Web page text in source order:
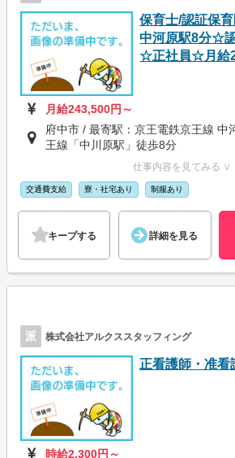
保育士/認証保
中河原駅8分☆
☆正社員☆月給
月給243,500円～
府中市 / 最寄駅：京王電鉄京王線
王線「中川原駅」徒歩8分
仕事内容を見てみる ∨
交通費支給 寮・社宅あり 制服あり
キープする 詳細を見る
派 株式会社アルクススタッフィング
正看護師・准看
時給2,300円～